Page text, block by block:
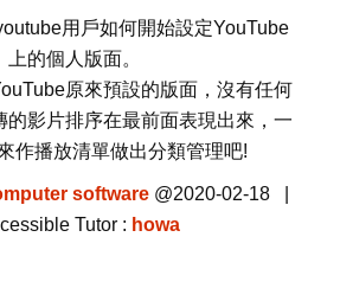
用戶如何開始設定YouTube
上的個人版面。
原來預設的版面，沒有任何
的影片排序在最前面表現出來，一
作播放清單做出分類管理吧!
software@2020-02-18 |
Tutor : howa